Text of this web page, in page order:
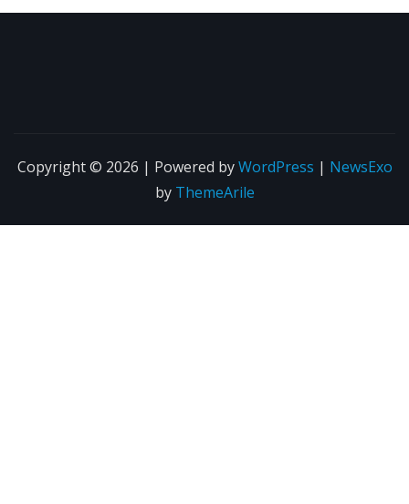
Copyright © 2026 | Powered byWordPress | NewsExo
by ThemeArile